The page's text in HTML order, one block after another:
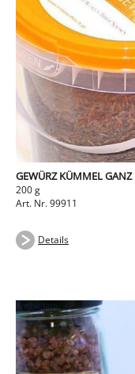
GEWÜRZ KÜMMEL GANZ
200 g
Art. Nr. 99911
Details